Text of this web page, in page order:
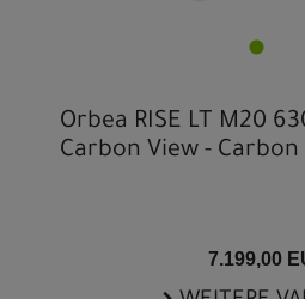
Orbea RISE LT M20
Carbon View -
7.199,00